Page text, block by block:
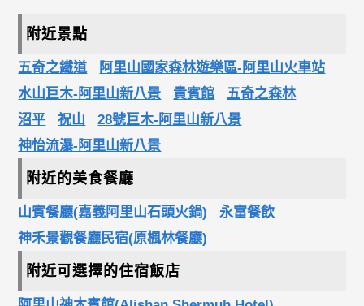
附近景點
五奇之鐵道
阿里山國家森林遊樂區-阿里山火車站
水山巨木-阿里山新八景
貴賓館
五奇之森林
沼平
祝山
28號巨木-阿里山新八景
神怡流瀑-阿里山新八景
附近的美食餐廳
山賓餐廳(嘉義阿里山石頭火鍋)
永富餐飲
神禾景觀餐廳民宿(原楓林餐廳)
附近可選擇的住宿飯店